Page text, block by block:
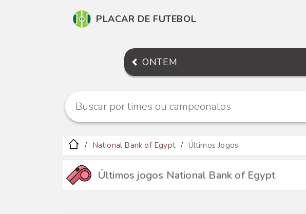
PLACAR DE FUTEBOL
ONTEM
National Bank of Egypt Últimos Jogos
Últimos jogos National Bank of Egypt